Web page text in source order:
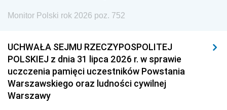
Monitor Polski rok 2026 poz. 752
UCHWAŁA SEJMU RZECZYPOSPOLITEJ
POLSKIEJ z dnia 31 lipca 2026 r. w sprawie
uczczenia pamięci uczestników Powstania
Warszawskiego oraz ludności cywilnej
Warszawy